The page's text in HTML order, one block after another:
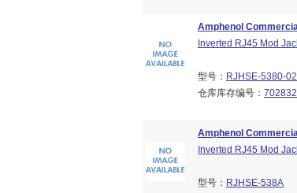
Amphenol
Inverted RJ45 Mod
型号： RJHSE-5380-02
仓库库存编号：
Amphenol
Inverted RJ45 Mod
型号： RJHSE-538A